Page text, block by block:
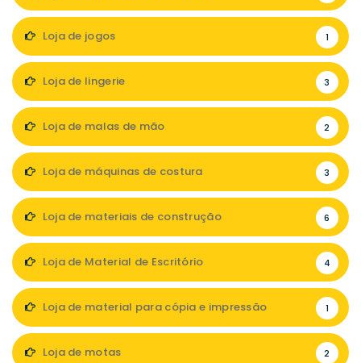
Loja de jogos 1
Loja de lingerie 3
Loja de malas de mão 2
Loja de máquinas de costura 3
Loja de materiais de construção 6
Loja de Material de Escritório 4
Loja de material para cópia e impressão 1
Loja de motas 2